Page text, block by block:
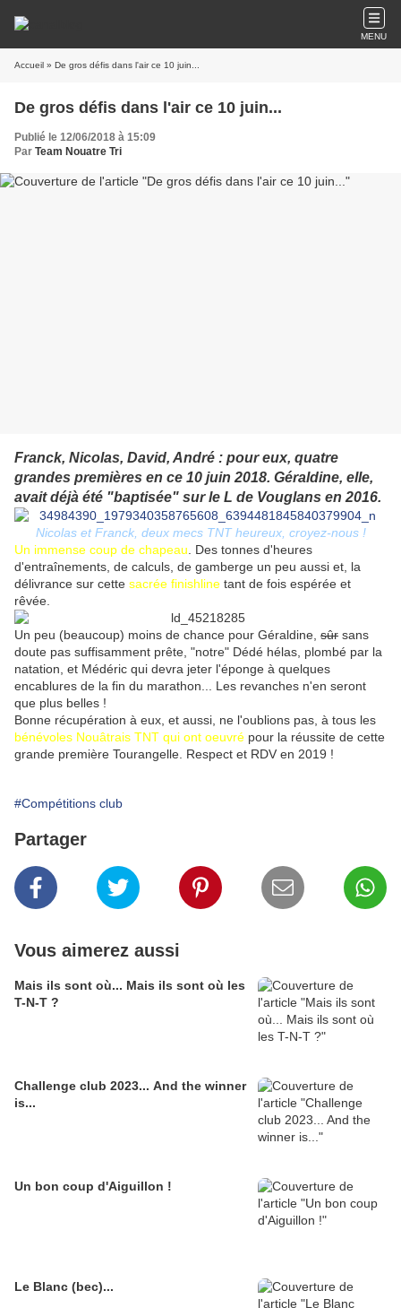
MENU
Accueil » De gros défis dans l'air ce 10 juin...
De gros défis dans l'air ce 10 juin...
Publié le 12/06/2018 à 15:09
Par Team Nouatre Tri
Franck, Nicolas, David, André : pour eux, quatre
grandes premières en ce 10 juin 2018. Géraldine, elle,
avait déjà été "baptisée" sur le L de Vouglans en 2016.
Nicolas et Franck, deux mecs TNT heureux, croyez-nous !
Un immense coup de chapeau . Des tonnes d'heures
d'entraînements, de calculs, de gamberge un peu aussi et, la
délivrance sur cette sacrée finishline tant de fois espérée et
rêvée.
Un peu (beaucoup) moins de chance pour Géraldine, sûr sans
doute pas suffisamment prête, "notre" Dédé hélas, plombé par la
natation, et Médéric qui devra jeter l'éponge à quelques
encablures de la fin du marathon... Les revanches n'en seront
que plus belles !
Bonne récupération à eux, et aussi, ne l'oublions pas, à tous les
bénévoles Nouâtrais TNT qui ont oeuvré pour la réussite de cette
grande première Tourangelle. Respect et RDV en 2019 !
#Compétitions club
Partager
Vous aimerez aussi
Mais ils sont où... Mais ils sont où les
T-N-T ?
Challenge club 2023... And the winner
is...
Un bon coup d'Aiguillon !
Le Blanc (bec)...